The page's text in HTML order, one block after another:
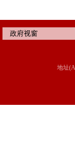
政府视窗
地址